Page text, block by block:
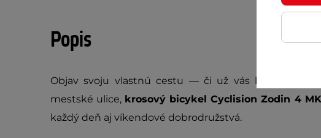
Popis
Objav svoju vlastnú cestu — či už vás lákajú lesné
mestské ulice, krosový bicykelCyclision Zodin 4
každý deň aj víkendové dobrodružstvá.